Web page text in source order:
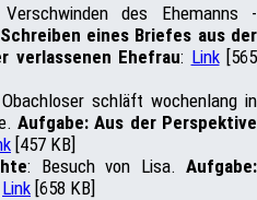
des Ehemanns -
eines Briefes aus der
verlassenen Ehefrau: Link[565
schläft wochenlang in
Aufgabe: Aus der Perspektive
[457 KB]
: Besuch von Lisa.Aufgabe:
Link [658 KB]